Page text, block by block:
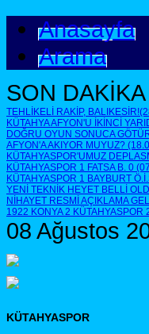
Anasayfa
Arama
SON DAKİKA
TEHLİKELİ RAKİP,
KÜTAHYA AFYON'U İKİNCİ
DOĞRU OYUN SONUCA
AFYON'A AKIYOR MUYUZ?
KÜTAHYASPOR'UMUZ
KÜTAHYASPOR 1 FATSA B. 0
KÜTAHYASPOR 1 BAYBURT
YENİ TEKNİK HEYET BELLİ
NİHAYET RESMİ AÇIKLAMA
1922 KONYA 2 KÜTAHYASPOR
08 Ağustos
KÜTAHYASPOR